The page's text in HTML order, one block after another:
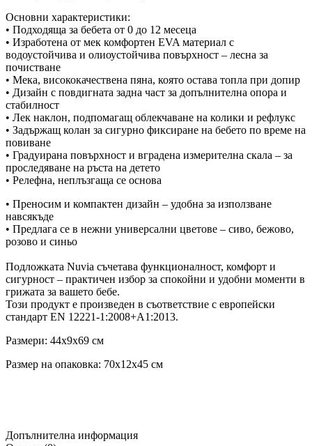
Основни характеристики:
• Подходяща за бебета от 0 до 12 месеца
• Изработена от мек комфортен EVA материал с
водоустойчива и олиоустойчива повърхност – лесна за
почистване
• Мека, висококачествена пяна, която остава топла при допир
• Дизайн с повдигната задна част за допълнителна опора и
стабилност
• Лек наклон, подпомагащ облекчаване на колики и рефлукс
• Задържащ колан за сигурно фиксиране на бебето по време на
повиване
• Градуирана повърхност и вградена измерителна скала – за
проследяване на ръста на детето
• Релефна, неплъзгаща се основа
• Преносим и компактен дизайн – удобна за използване
навсякъде
• Предлага се в нежни универсални цветове – сиво, бежово,
розово и синьо
Подложката Nuvia съчетава функционалност, комфорт и
сигурност – практичен избор за спокойни и удобни моменти в
грижата за вашето бебе.
Този продукт е произведен в съответствие с европейски
стандарт EN 12221-1:2008+А1:2013.
Размери: 44x9x69 см
Размер на опаковка: 70x12x45 см
Допълнителна информация